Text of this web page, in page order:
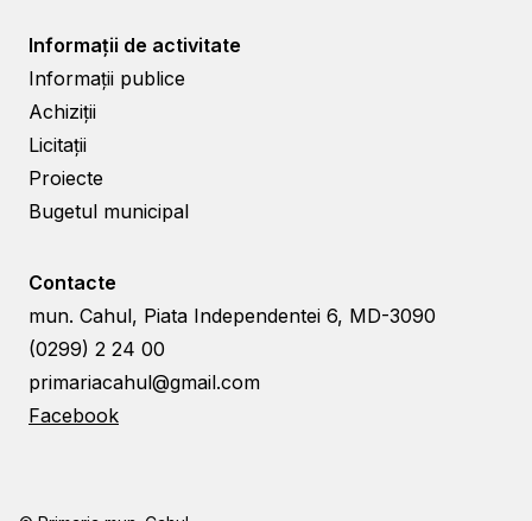
Informații de activitate
Informații publice
Achiziții
Licitații
Proiecte
Bugetul municipal
Contacte
mun. Cahul, Piata Independentei 6, MD-3090
(0299) 2 24 00
primariacahul@gmail.com
Facebook